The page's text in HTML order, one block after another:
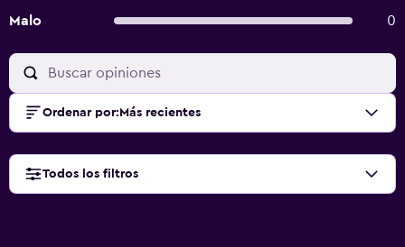
Malo
0
Ordenar por: Más recientes
Todos los filtros